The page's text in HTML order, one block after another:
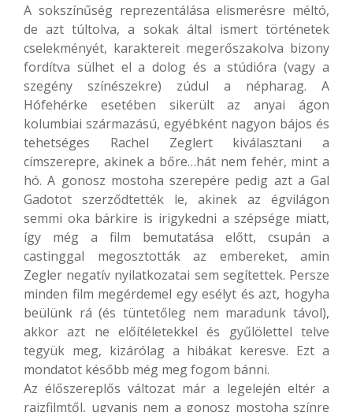
A sokszínűség reprezentálása elismerésre méltó,
de azt túltolva, a sokak által ismert történetek
cselekményét, karaktereit megerőszakolva bizony
fordítva sülhet el a dolog és a stúdióra (vagy a
szegény színészekre) zúdul a népharag. A
Hófehérke esetében sikerült az anyai ágon
kolumbiai származású, egyébként nagyon bájos és
tehetséges Rachel Zeglert kiválasztani a
címszerepre, akinek a bőre…hát nem fehér, mint a
hó. A gonosz mostoha szerepére pedig azt a Gal
Gadotot szerződtették le, akinek az égvilágon
semmi oka bárkire is irigykedni a szépsége miatt,
így még a film bemutatása előtt, csupán a
castinggal megosztották az embereket, amin
Zegler negatív nyilatkozatai sem segítettek. Persze
minden film megérdemel egy esélyt és azt, hogyha
beülünk rá (és tüntetőleg nem maradunk távol),
akkor azt ne előítéletekkel és gyűlölettel telve
tegyük meg, kizárólag a hibákat keresve. Ezt a
mondatot később még meg fogom bánni.
Az élőszereplős változat már a legelején eltér a
rajzfilmtől, ugyanis nem a gonosz mostoha színre